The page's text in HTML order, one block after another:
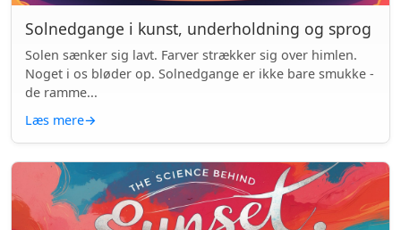
Solnedgange i kunst, underholdning og sprog
Solen sænker sig lavt. Farver strækker sig over himlen.
Noget i os bløder op. Solnedgange er ikke bare smukke -
de ramme...
Læs mere→